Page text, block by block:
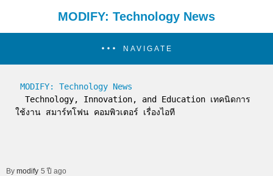
MODIFY: Technology News
NAVIGATE
MODIFY: Technology News
ใช้งาน สมาร์ทโฟน คอมพิวเตอร์ เรื่องไอที
modify 5 ปี ago